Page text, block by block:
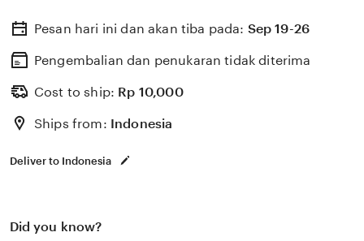
Pesan hari ini dan akan tiba pada: Sep 19-26
Pengembalian dan penukaran tidak diterima
Cost to ship: Rp 10,000
Ships from: Indonesia
Deliver to Indonesia
Did you know?